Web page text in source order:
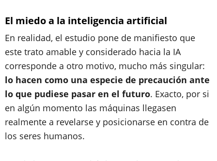
El miedo a la inteligencia artificial
En realidad, el estudio pone de manifiesto que
este trato amable y considerado hacia la IA
corresponde a otro motivo, mucho más singular:
lo hacen como una especie de precaución ante
lo que pudiese pasar en el futuro. Exacto, por si
en algún momento las máquinas llegasen
realmente a revelarse y posicionarse en contra de
los seres humanos.